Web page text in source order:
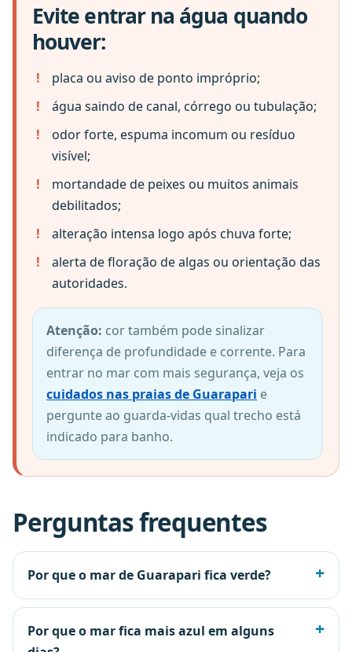
Evite entrar na água quando
houver:
placa ou aviso de ponto impróprio;
água saindo de canal, córrego ou tubulação;
odor forte, espuma incomum ou resíduo
visível;
mortandade de peixes ou muitos animais
debilitados;
alteração intensa logo após chuva forte;
alerta de floração de algas ou orientação das
autoridades.
Atenção: cor também pode sinalizar
diferença de profundidade e corrente. Para
entrar no mar com mais segurança, veja os
cuidados nas praias de Guarapari e
pergunte ao guarda-vidas qual trecho está
indicado para banho.
Perguntas frequentes
Por que o mar de Guarapari fica verde?
Por que o mar fica mais azul em alguns